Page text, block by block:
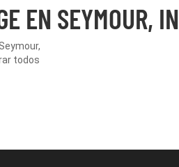
EN SEYMOUR, IN
todos